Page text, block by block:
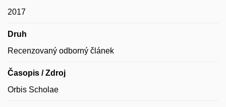
2017
Druh
Recenzovaný odborný článek
Časopis / Zdroj
Orbis Scholae